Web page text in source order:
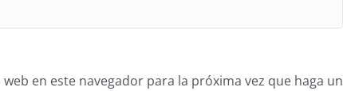
en este navegador para la próxima vez que haga un